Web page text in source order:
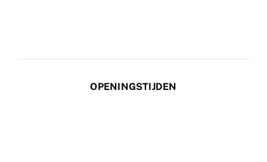
OPENINGSTIJDEN